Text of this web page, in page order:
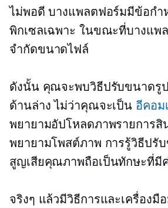
ไม่พอดี บางแพลตฟอร์มมีข้อก
พิกเซลเฉพาะ ในขณะที่บางแพ
จำกัดขนาดไฟล์
ดังนั้น คุณจะพบวิธีปรับขนาดรู
ด้านล่าง ไม่ว่าคุณจะเป็น อีคอม
พยายามอัปโหลดภาพรายการสิ
พยายามโพสต์ภาพ การรู้วิธีปรั
สูญเสียคุณภาพถือเป็นทักษะที่มี
จริงๆ แล้วมีวิธีการและเครื่องมื